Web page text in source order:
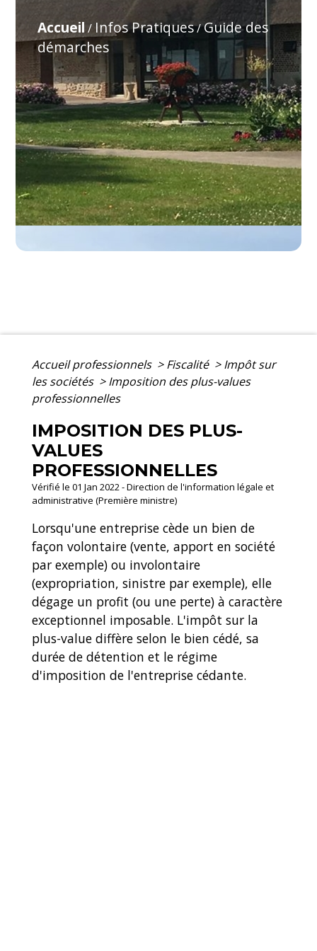
Accueil / Infos Pratiques/Guide des
démarches
Accueil professionnels > Fiscalité > Impôt sur
les sociétés > Imposition des plus-values
professionnelles
IMPOSITION DES PLUS-
VALUES
PROFESSIONNELLES
Vérifié le 01 Jan 2022 - Direction de l'information légale et
administrative (Première ministre)
Lorsqu'une entreprise cède un bien de
façon volontaire (vente, apport en société
par exemple) ou involontaire
(expropriation, sinistre par exemple), elle
dégage un profit (ou une perte) à caractère
exceptionnel imposable. L'impôt sur la
plus-value diffère selon le bien cédé, sa
durée de détention et le régime
d'imposition de l'entreprise cédante.